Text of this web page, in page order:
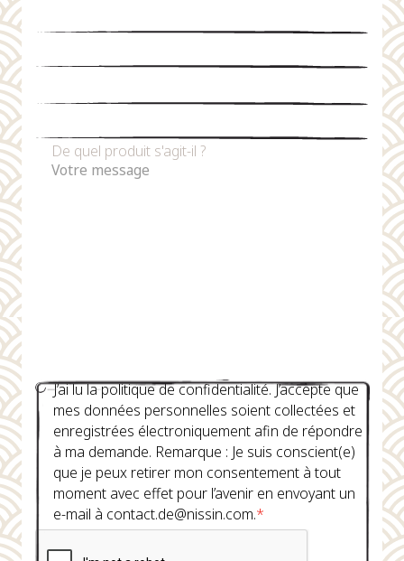
De quel produit s'agit-il ?
J’ai lu la politique de confidentialité. J’accepte que
mes données personnelles soient collectées et
enregistrées électroniquement afin de répondre
à ma demande. Remarque : Je suis conscient(e)
que je peux retirer mon consentement à tout
moment avec effet pour l’avenir en envoyant un
e-mail à contact.de@nissin.com.*